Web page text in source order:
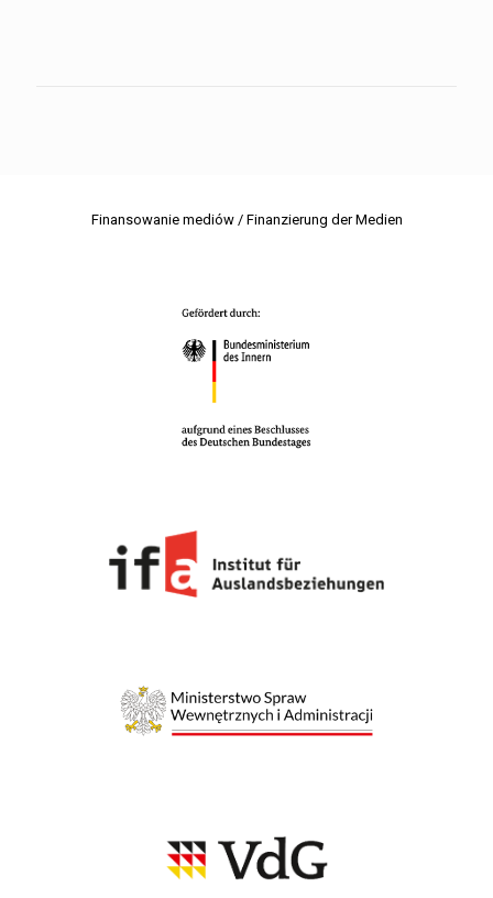
Finansowanie mediów / Finanzierung der Medien